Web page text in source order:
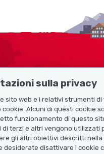
sulla privacy
sito web e i relativi strumenti di
cookie. Alcuni di questi cookie
funzionamento di questo
di terzi e altri vengono utilizzati
gli altri obiettivi descritti nella
desiderate disattivare i cookie